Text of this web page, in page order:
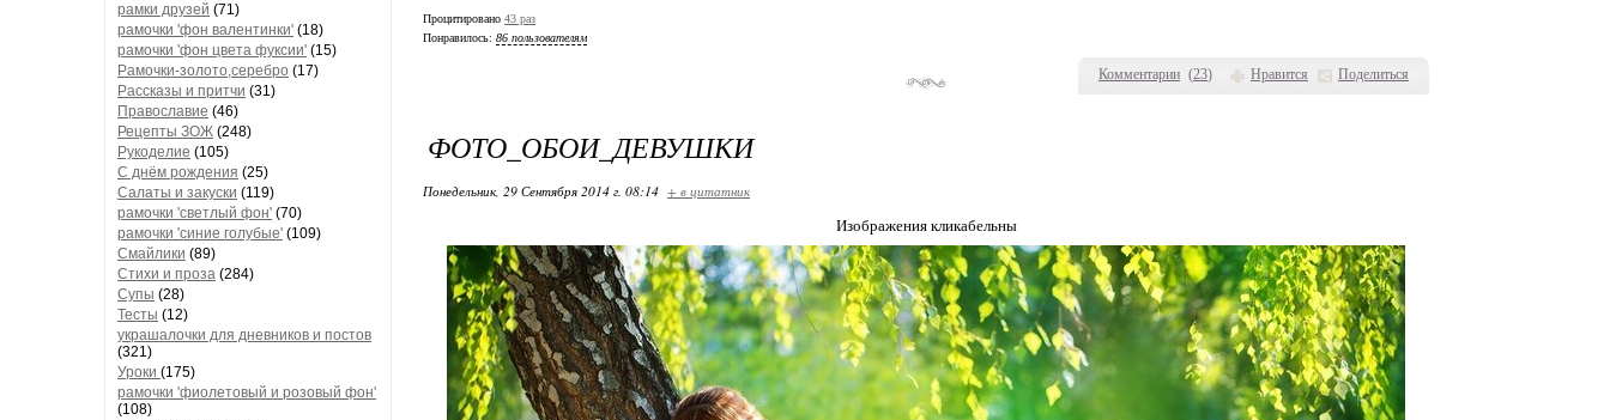
рамки друзей (71)
рамочки 'фон валентинки' (18)
рамочки 'фон цвета фуксии' (15)
Рамочки-золото,серебро (17)
Рассказы и притчи (31)
Православие (46)
Рецепты ЗОЖ (248)
Рукоделие (105)
С днём рождения (25)
Салаты и закуски (119)
рамочки 'светлый фон' (70)
рамочки 'синие голубые' (109)
Смайлики (89)
Стихи и проза (284)
Супы (28)
Тесты (12)
украшалочки для дневников и постов
(321)
Уроки (175)
рамочки 'фиолетовый и розовый фон'
(108)
Комментарии (23) Нравится Поделиться
Процитировано 43 раз
Понравилось: 86 пользователям
ФОТО_ОБОИ_ДЕВУШКИ
Понедельник, 29 Сентября 2014 г. 08:14 + в цитатник
Изображения кликабельны